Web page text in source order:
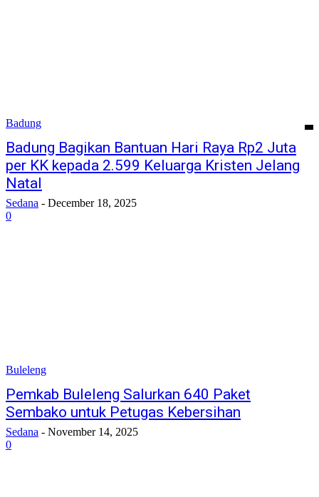
Badung
Badung Bagikan Bantuan Hari Raya Rp2 Juta
per KK kepada 2.599 Keluarga Kristen Jelang
Natal
Sedana - December 18, 2025
0
Buleleng
Pemkab Buleleng Salurkan 640 Paket
Sembako untuk Petugas Kebersihan
Sedana - November 14, 2025
0